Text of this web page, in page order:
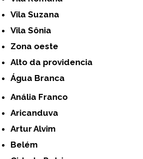
Vila Suzana
Vila Sônia
Zona oeste
alto da providencia
Água Branca
Anália Franco
Aricanduva
Artur Alvim
Belém